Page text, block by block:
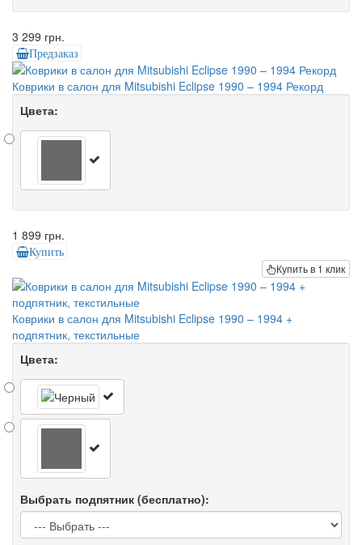
3 299 грн.
Предзаказ
Коврики в салон для Mitsubishi Eclipse 1990 – 1994 Рекорд
Цвета:
1 899 грн.
Купить
Купить в 1 клик
Коврики в салон для Mitsubishi Eclipse 1990 – 1994 +
подпятник, текстильные
Цвета:
Выбрать подпятник (бесплатно):